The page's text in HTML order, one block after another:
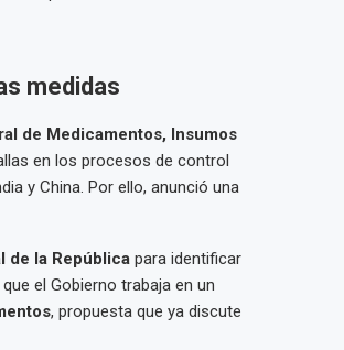
medidas
de Medicamentos, Insumos
en los procesos de control
y China. Por ello, anunció una
de la Repúblicapara identificar
el Gobierno trabaja en un
, propuesta que ya discute